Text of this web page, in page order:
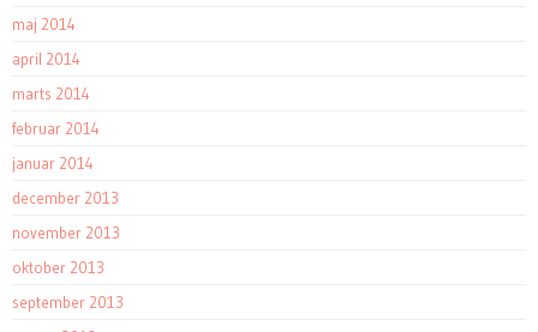
maj 2014
april 2014
marts 2014
februar 2014
januar 2014
december 2013
november 2013
oktober 2013
september 2013